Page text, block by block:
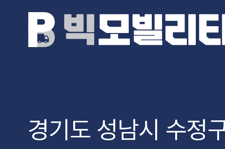
경기도 성남시 수